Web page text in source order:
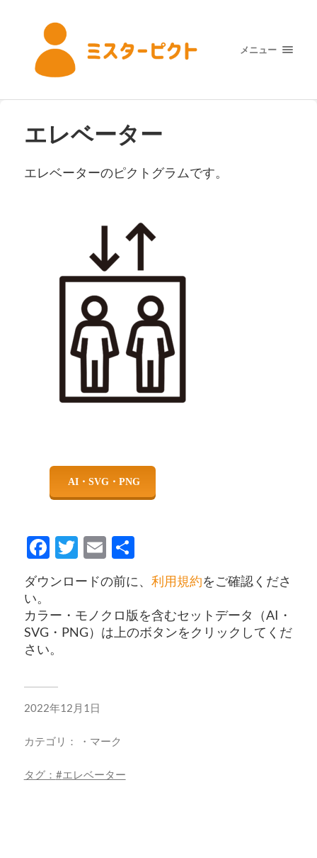
メニュー
エレベーター
エレベーターのピクトグラムです。
Facebook
Twitter
Email
共
有
ダウンロードの前に、 利用規約をご確認くださ
い。
カラー・モノクロ版を含むセットデータ（AI・
SVG・PNG）は上のボタンをクリックしてくだ
さい。
2022年12月1日
カテゴリ： ・マーク
タグ： エレベーター